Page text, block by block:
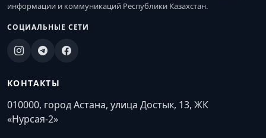
информации и коммуникаций Республики Казахстан.
СОЦИАЛЬНЫЕ СЕТИ
КОНТАКТЫ
010000, город Астана, улица Достык, 13, ЖК
«Нурсая-2»